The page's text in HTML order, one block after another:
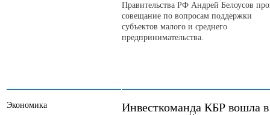
Правительства РФ Андрей Белоусов
совещание по вопросам поддержки
субъектов малого и среднего
предпринимательства.
Экономика
Инвесткоманда КБР вошла в